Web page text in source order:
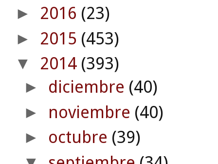
► 2016 (23)
► 2015 (453)
▼ 2014 (393)
► diciembre (40)
► noviembre (40)
► octubre (39)